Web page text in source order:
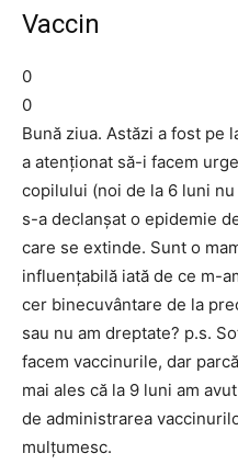
Vaccin
0
0
Bună ziua. Astăzi a fost pe
a atenţionat să-i facem
copilului (noi de la 6 luni
s-a declanşat o epidemie
care se extinde. Sunt o
influenţabilă iată de ce m-
cer binecuvântare de la
sau nu am dreptate? p.s.
facem vaccinurile, dar
mai ales că la 9 luni am
de administrarea
mulţumesc.